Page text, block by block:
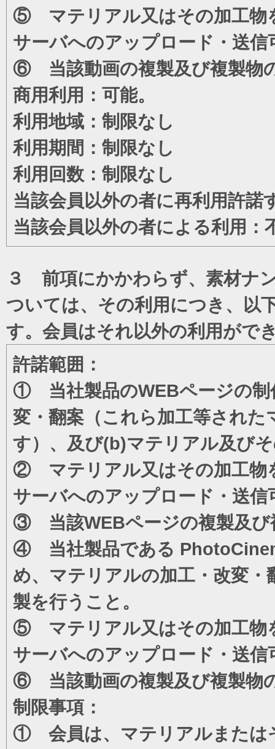
⑤ マテリアル又はその加工物
サーバへのアップロード・送信
⑥ 当該動画の複製及び複製物
商用利用：可能。
利用地域：制限なし
利用期間：制限なし
利用回数：制限なし
当該会員以外の者に再利用許諾
当該会員以外の者による利用：
３ 前項にかかわらず、素材ナ
ついては、その利用につき、以
す。会員はそれ以外の利用がで
許諾範囲：
① 当社製品のWEBページの制
変・翻案（これら加工等され
す）、及び(b)マテリアル及び
② マテリアル又はその加工物
サーバへのアップロード・送信
③ 当該WEBページの複製及び
④ 当社製品である
め、マテリアルの加工・改変
製を行うこと。
⑤ マテリアル又はその加工物
サーバへのアップロード・送信
⑥ 当該動画の複製及び複製物
制限事項：
① 会員は、マテリアルまたは